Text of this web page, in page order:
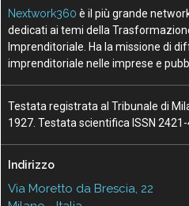
Nextwork360 è il più grande
dedicati ai temi della
Imprenditoriale. Ha la missione di
imprenditoriale nelle imprese e
Testata registrata al Tribunale di
1927. Testata scientifica ISSN
Indirizzo
Via Moretto da Brescia, 22